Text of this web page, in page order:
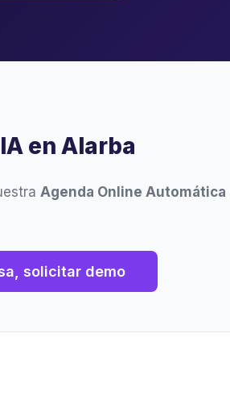
en Alarba
Agenda Online Automática
solicitar demo